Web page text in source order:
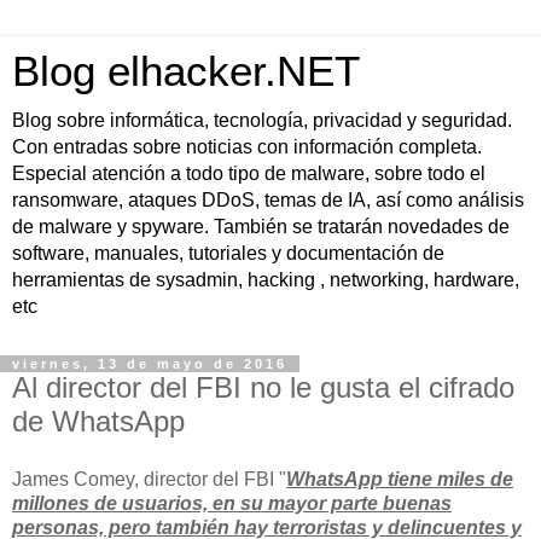
Blog elhacker.NET
Blog sobre informática, tecnología, privacidad y seguridad.
Con entradas sobre noticias con información completa.
Especial atención a todo tipo de malware, sobre todo el
ransomware, ataques DDoS, temas de IA, así como análisis
de malware y spyware. También se tratarán novedades de
software, manuales, tutoriales y documentación de
herramientas de sysadmin, hacking , networking, hardware,
etc
viernes, 13 de mayo de 2016
Al director del FBI no le gusta el cifrado
de WhatsApp
James Comey, director del FBI "WhatsApp tiene miles de
millones de usuarios, en su mayor parte buenas
personas, pero también hay terroristas y delincuentes y